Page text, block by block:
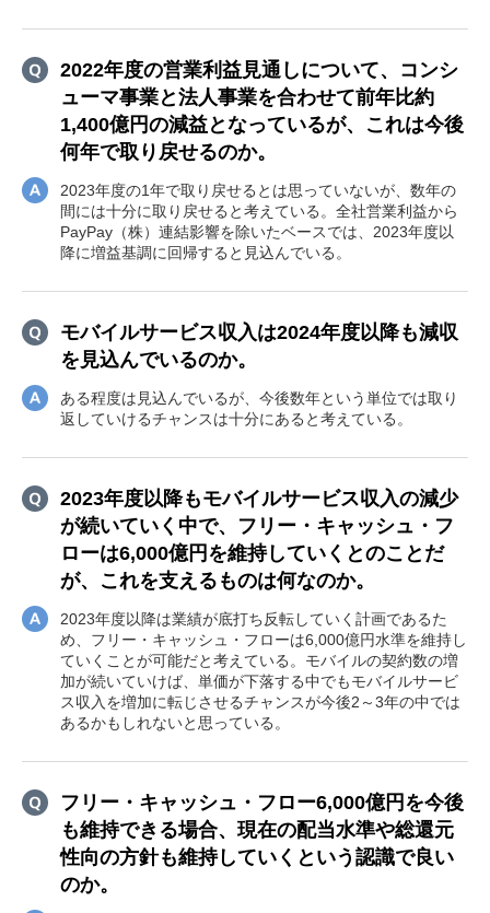
2022年度の営業利益見通しについて、コンシ
ューマ事業と法人事業を合わせて前年比約
1,400億円の減益となっているが、これは今後
何年で取り戻せるのか。
2023年度の1年で取り戻せるとは思っていないが、数年の
間には十分に取り戻せると考えている。全社営業利益から
PayPay（株）連結影響を除いたベースでは、2023年度以
降に増益基調に回帰すると見込んでいる。
モバイルサービス収入は2024年度以降も減収
を見込んでいるのか。
ある程度は見込んでいるが、今後数年という単位では取り
返していけるチャンスは十分にあると考えている。
2023年度以降もモバイルサービス収入の減少
が続いていく中で、フリー・キャッシュ・フ
ローは6,000億円を維持していくとのことだ
が、これを支えるものは何なのか。
2023年度以降は業績が底打ち反転していく計画であるた
め、フリー・キャッシュ・フローは6,000億円水準を維持し
ていくことが可能だと考えている。モバイルの契約数の増
加が続いていけば、単価が下落する中でもモバイルサービ
ス収入を増加に転じさせるチャンスが今後2～3年の中では
あるかもしれないと思っている。
フリー・キャッシュ・フロー6,000億円を今後
も維持できる場合、現在の配当水準や総還元
性向の方針も維持していくという認識で良い
のか。